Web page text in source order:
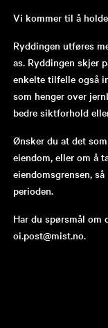
Vi kommer til å
Ryddingen utføres
as. Ryddingen skjer
enkelte tilfelle også
som henger over
bedre siktforhold
Ønsker du at det
eiendom, eller om å
eiendomsgrensen,
perioden.
Har du spørsmål om
oi.post@mist.no.